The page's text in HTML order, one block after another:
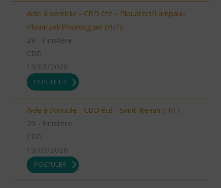
Aide à domicile - CDD été - Plouarzel/Lampaul-
Plouarzel/Ploumoguer (H/F)
29 - Finistère
CDD
19/03/2026
POSTULER
Aide à domicile - CDD été - Saint-Renan (H/F)
29 - Finistère
CDD
19/03/2026
POSTULER